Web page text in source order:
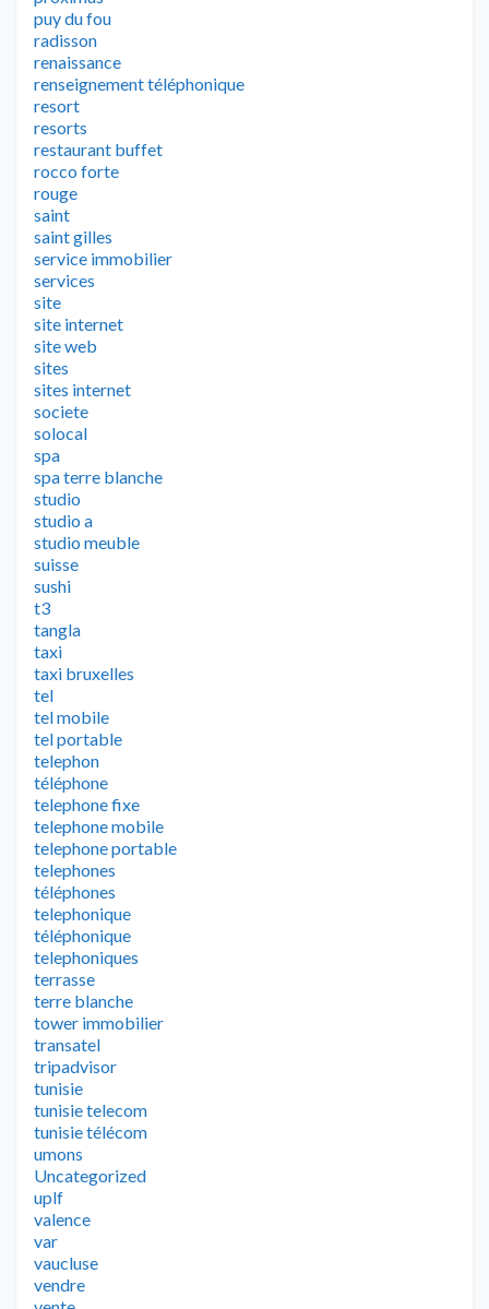
puy du fou
radisson
renaissance
renseignement téléphonique
resort
resorts
restaurant buffet
rocco forte
rouge
saint
saint gilles
service immobilier
services
site
site internet
site web
sites
sites internet
societe
solocal
spa
spa terre blanche
studio
studio a
studio meuble
suisse
sushi
t3
tangla
taxi
taxi bruxelles
tel
tel mobile
tel portable
telephon
téléphone
telephone fixe
telephone mobile
telephone portable
telephones
téléphones
telephonique
téléphonique
telephoniques
terrasse
terre blanche
tower immobilier
transatel
tripadvisor
tunisie
tunisie telecom
tunisie télécom
umons
Uncategorized
uplf
valence
var
vaucluse
vendre